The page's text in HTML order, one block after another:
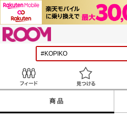
見
商品